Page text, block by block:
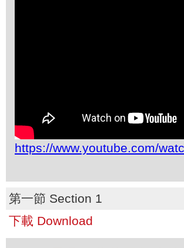
https://www.youtube.com/
第一節 Section 1
下載 Download